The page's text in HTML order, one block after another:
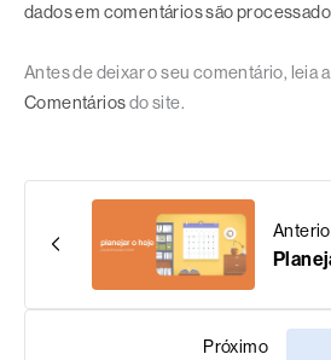
dados em comentários são
Antes de deixar o seu comentário, leia a
Comentáriosdo site.
Próximo